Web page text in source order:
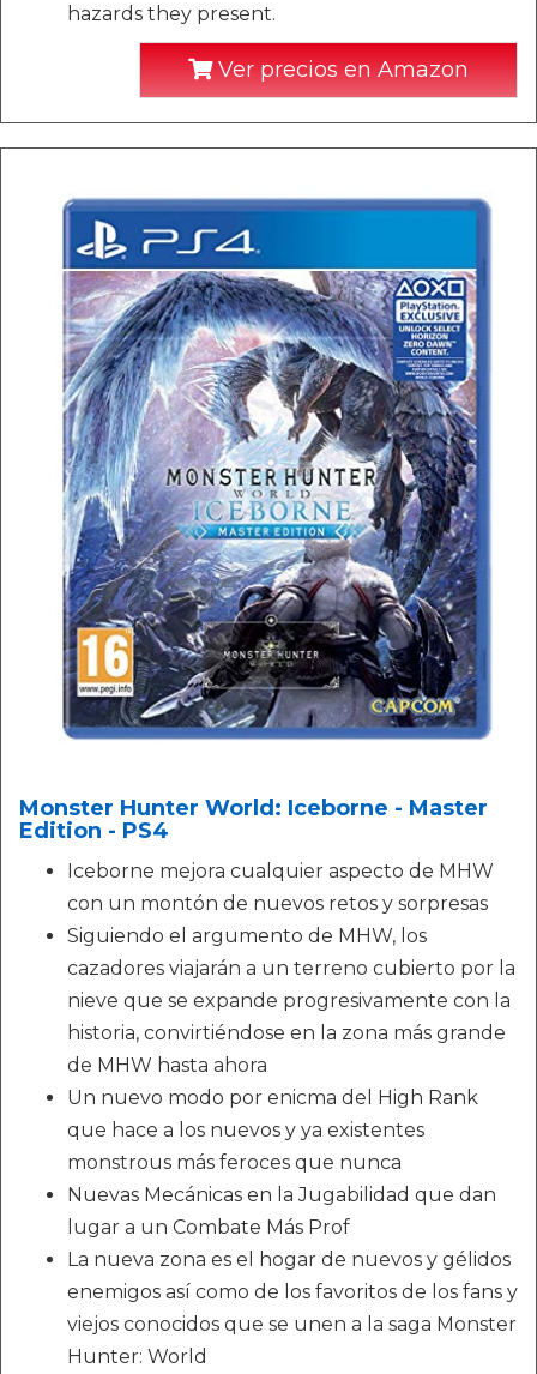
hazards they present.
Ver precios en Amazon
Monster Hunter World: Iceborne - Master
Edition - PS4
Iceborne mejora cualquier aspecto de MHW
con un montón de nuevos retos y sorpresas
Siguiendo el argumento de MHW, los
cazadores viajarán a un terreno cubierto por la
nieve que se expande progresivamente con la
historia, convirtiéndose en la zona más grande
de MHW hasta ahora
Un nuevo modo por enicma del High Rank
que hace a los nuevos y ya existentes
monstrous más feroces que nunca
Nuevas Mecánicas en la Jugabilidad que dan
lugar a un Combate Más Prof
La nueva zona es el hogar de nuevos y gélidos
enemigos así como de los favoritos de los fans y
viejos conocidos que se unen a la saga Monster
Hunter: World